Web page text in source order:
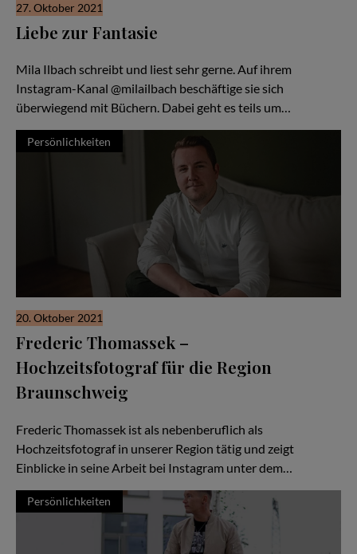
27. Oktober 2021
Liebe zur Fantasie
Mila Ilbach schreibt und liest sehr gerne. Auf ihrem
Instagram-Kanal @milailbach beschäftige sie sich
überwiegend mit Büchern. Dabei geht es teils um…
Persönlichkeiten
20. Oktober 2021
Frederic Thomassek –
Hochzeitsfotograf für die Region
Braunschweig
Frederic Thomassek ist als nebenberuflich als
Hochzeitsfotograf in unserer Region tätig und zeigt
Einblicke in seine Arbeit bei Instagram unter dem…
Persönlichkeiten